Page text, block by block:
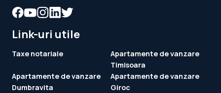
Link-uri utile
Taxe notariale
Apartamente de vanzare
Timisoara
Apartamente de vanzare
Dumbravita
Apartamente de vanzare
Giroc